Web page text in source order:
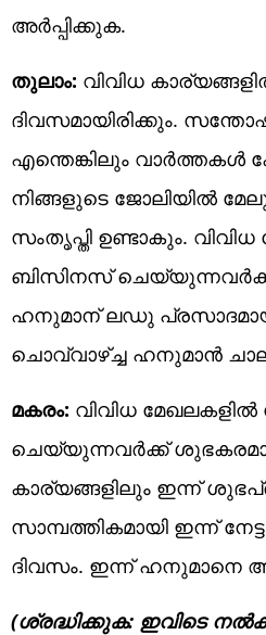
അർപ്പിക്കുക.
തുലാം: വിവിധ
ദിവസമായിരിക്കും.
എന്തെങ്കിലും വാർത്തകൾ
നിങ്ങളുടെ ജോലിയിൽ
സംതൃപ്തി ഉണ്ടാകും.
ബിസിനസ് ചെയ്യുന്നവർക്ക്
ഹനുമാന് ലഡു
ചൊവ്വാഴ്ച്ച ഹനുമാൻ
മകരം: വിവിധ മേഖലകളിൽ
ചെയ്യുന്നവർക്ക്
കാര്യങ്ങളിലും ഇന്ന്
സാമ്പത്തികമായി ഇന്ന്
ദിവസം. ഇന്ന് ഹനുമാനെ
(ശ്രദ്ധിക്കുക: ഇവിടെ